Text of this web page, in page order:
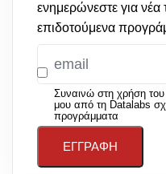
ενημερώνεστε για
επιδοτούμενα
Συναινώ στη χρήση
μου από τη Datalabs
προγράμματα
ΕΓΓΡΑΦΉ